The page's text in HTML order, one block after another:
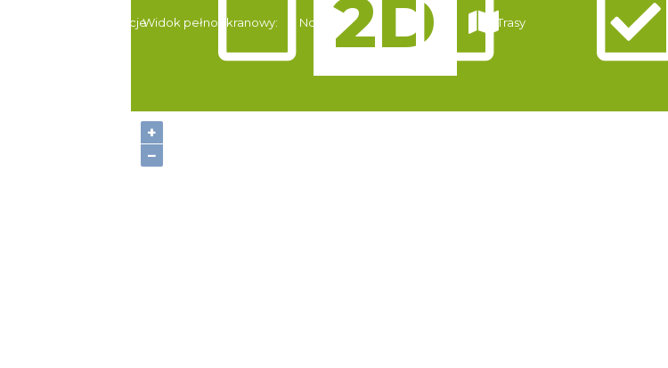
+
−
Widok pełnoekranowy:
Atrakcje Noclegi Trasy